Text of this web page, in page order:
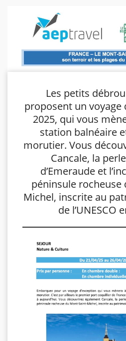
Les petits
proposent un voyage
2025, qui vous
station balnéaire
morutier. Vous
Cancale, la
d’Emeraude et
péninsule rocheuse
Michel, inscrite au
de l’UNESCO